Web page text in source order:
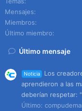
Mensajes
Miembros
Último miembro
Último mensaje
Noticia
Los
aprendieron a las
deberían respetar:
Último: